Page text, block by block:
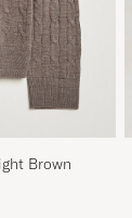
Brown